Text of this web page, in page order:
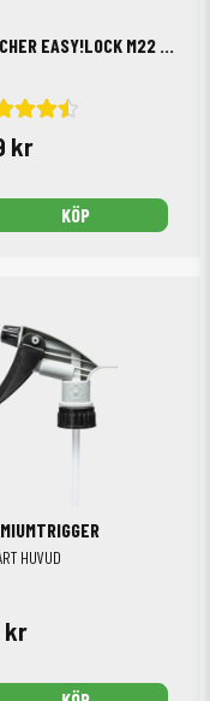
KÄRCHER EASY!LOCK M22 ADAPTER SPOLHANDTAG
kr
KÖP
HUVUD
kr